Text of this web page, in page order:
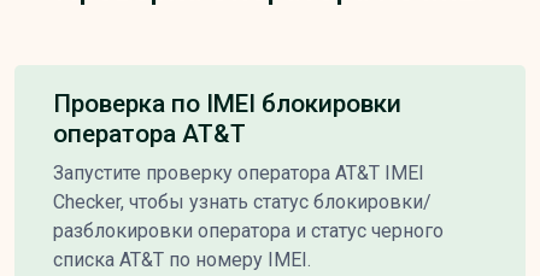
Проверка по IMEI блокировки
оператора AT&T
Запустите проверку оператора AT&T IMEI
Checker, чтобы узнать статус блокировки/
разблокировки оператора и статус черного
списка AT&T по номеру IMEI.